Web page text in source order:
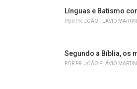
Línguas e Batismo
POR PR. JOÃO FLÁVIO
Segundo a Bíblia, os
POR PR. JOÃO FLÁVIO